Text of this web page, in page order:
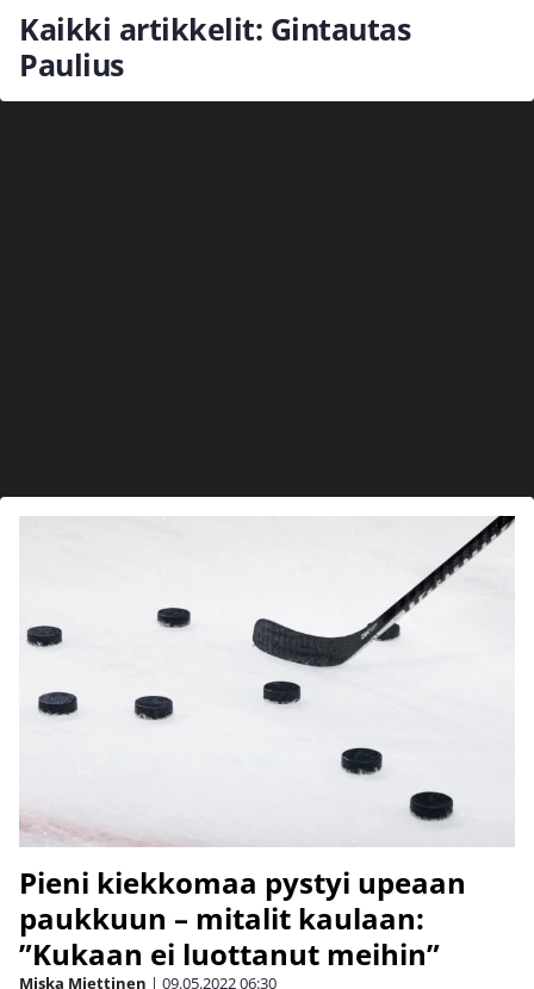
Kaikki artikkelit: Gintautas
Paulius
Pieni kiekkomaa pystyi upeaan
paukkuun – mitalit kaulaan:
”Kukaan ei luottanut meihin”
Miska Miettinen | 09.05.202206:30